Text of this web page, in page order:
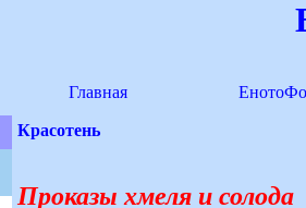
Главная
Красотень
Проказы хмеля и солода